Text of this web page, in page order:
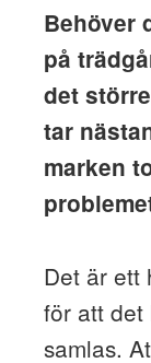
Behöver
på
det
tar
marken
Det är ett
för att det
samlas.